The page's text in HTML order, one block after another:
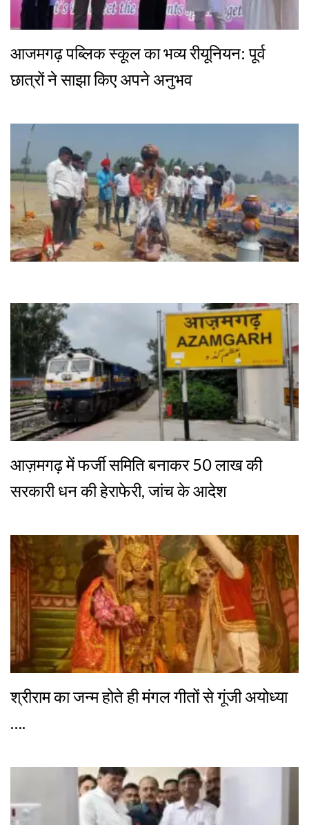
आजमगढ़ पब्लिक स्कूल का भव्य रीयूनियन: पूर्व
छात्रों ने साझा किए अपने अनुभव
आज़मगढ़ में फर्जी समिति बनाकर 50 लाख की
सरकारी धन की हेराफेरी, जांच के आदेश
श्रीराम का जन्म होते ही मंगल गीतों से गूंजी अयोध्या
….